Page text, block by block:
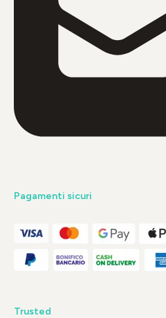
Pagamenti sicuri
Trusted